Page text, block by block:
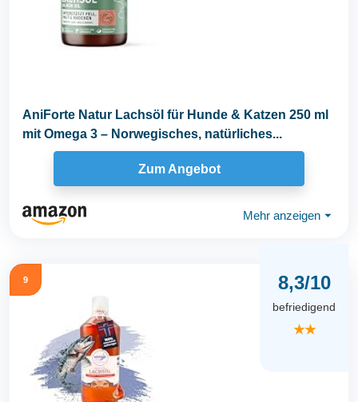
AniForte Natur Lachsöl für Hunde & Katzen 250 ml
mit Omega 3 – Norwegisches, natürliches...
Zum Angebot
Mehr anzeigen ⏷
9 8,3/10
befriedigend
★★